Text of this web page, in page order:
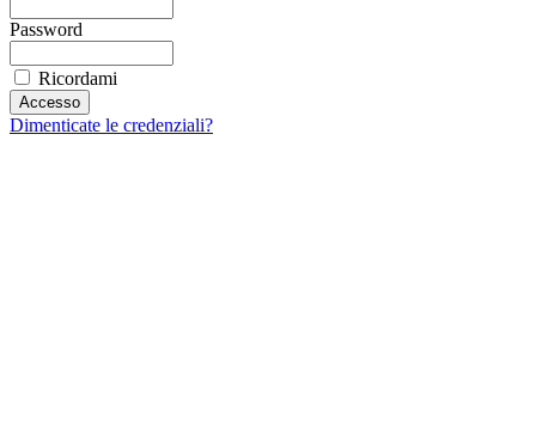
Password
Ricordami
Dimenticate le credenziali?